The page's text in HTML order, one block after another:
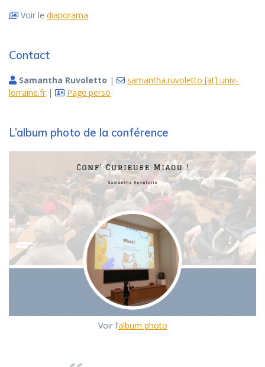
Voir le diaporama
Contact
Samantha Ruvoletto |
samantha.ruvoletto [at] univ-
lorraine.fr| Page perso
L’album photo de la conférence
Voir l’album photo